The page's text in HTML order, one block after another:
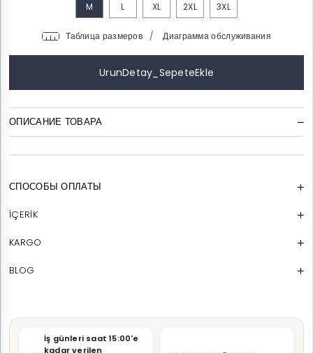
M L XL 2XL 3XL
/
ОПИСАНИЕ ТОВАРА
СПОСОБЫ ОПЛАТЫ
İÇERİK
KARGO
BLOG
İş günleri saat 15:00'e
kadar verilen